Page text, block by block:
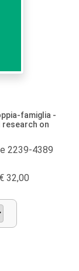
famiglia -
research on
2239-4389
32,00